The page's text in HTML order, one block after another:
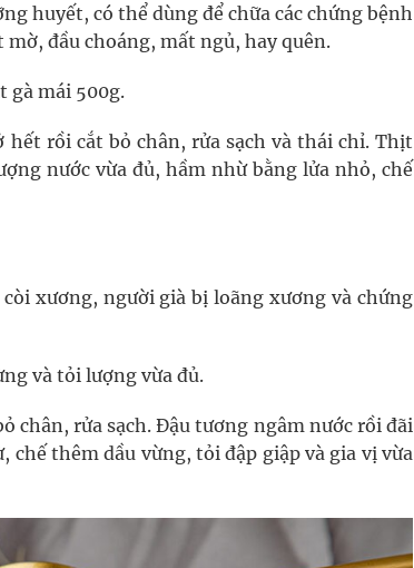
huyết, có thể dùng để chữa các chứng bệnh
đầu choáng, mất ngủ, hay quên.
gà mái 500g.
rồi cắt bỏ chân, rửa sạch và thái chỉ. Thịt
nước vừa đủ, hầm nhừ bằng lửa nhỏ, chế
xương, người già bị loãng xương và chứng
và tỏi lượng vừa đủ.
chân, rửa sạch. Ðậu tương ngâm nước rồi đãi
chế thêm dầu vừng, tỏi đập giập và gia vị vừa